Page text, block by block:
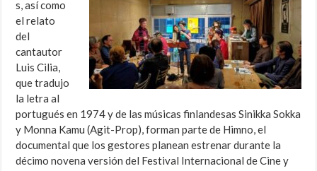
s, así como
el relato
del
cantautor
Luis Cilia,
que tradujo
la letra al
portugués en 1974 y de las músicas finlandesas Sinikka Sokka
y Monna Kamu (Agit-Prop), forman parte de Himno, el
documental que los gestores planean estrenar durante la
décimo novena versión del Festival Internacional de Cine y